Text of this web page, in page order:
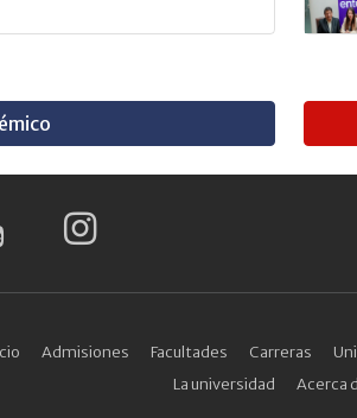
Admisiones Facultades Carreras
La universidad
Acerca